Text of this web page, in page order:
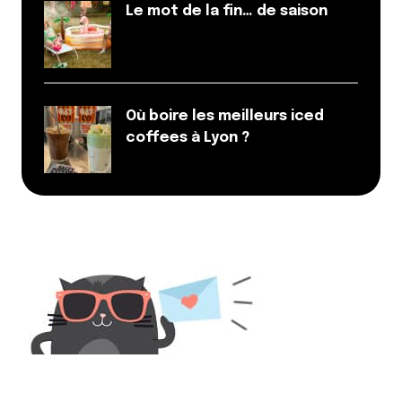
Répondre
Votre adresse e-mail ne sera pas publiée. Les
champs obligatoires sont indiqués avec
E-mail*
Prévenez-moi de tous les nouveaux commentaires
Le mot de la fin… de saison
Où boire les meilleurs iced
coffees à Lyon ?